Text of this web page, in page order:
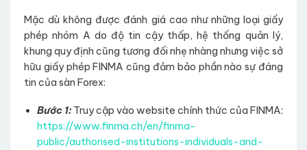
Mặc dù không được đánh giá cao như những loại giấy
phép nhóm A do độ tin cậy thấp, hệ thống quản lý,
khung quy định cũng tương đối nhẹ nhàng nhưng việc sở
hữu giấy phép FINMA cũng đảm bảo phần nào sự đáng
tin của sàn Forex:
Bước 1: Truy cập vào website chính thức của FINMA:
https://www.finma.ch/en/finma-
public/authorised-institutions-individuals-and-